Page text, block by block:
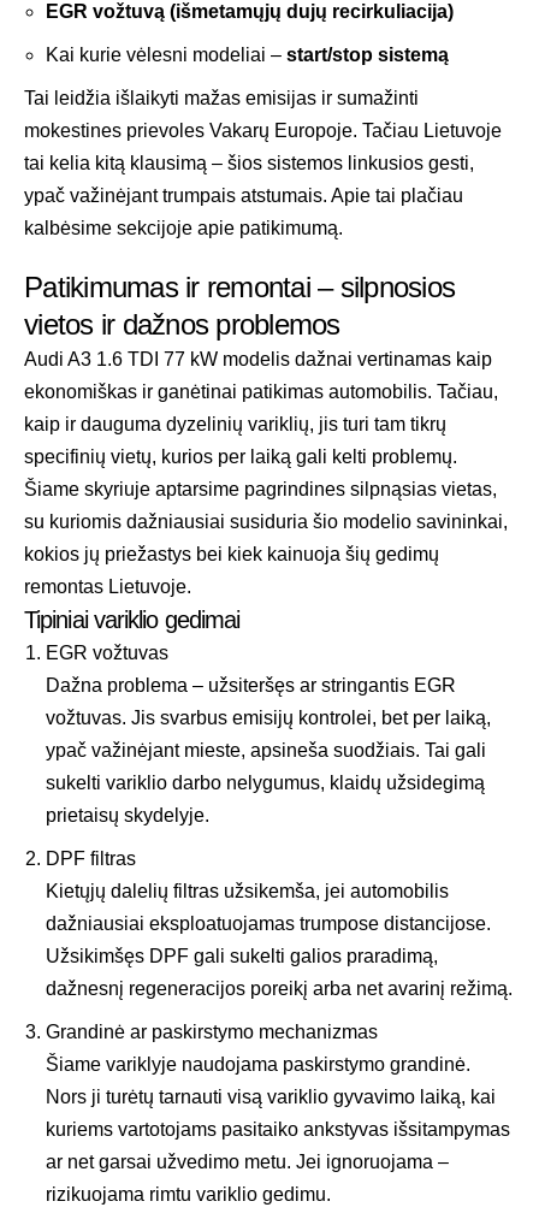
EGR vožtuvą (išmetamųjų dujų recirkuliacija)
Kai kurie vėlesni modeliai – start/stop sistemą
Tai leidžia išlaikyti mažas emisijas ir sumažinti
mokestines prievoles Vakarų Europoje. Tačiau Lietuvoje
tai kelia kitą klausimą – šios sistemos linkusios gesti,
ypač važinėjant trumpais atstumais. Apie tai plačiau
kalbėsime sekcijoje apie patikimumą.
Patikimumas ir remontai – silpnosios
vietos ir dažnos problemos
Audi A3 1.6 TDI 77 kW modelis dažnai vertinamas kaip
ekonomiškas ir ganėtinai patikimas automobilis. Tačiau,
kaip ir dauguma dyzelinių variklių, jis turi tam tikrų
specifinių vietų, kurios per laiką gali kelti problemų.
Šiame skyriuje aptarsime pagrindines silpnąsias vietas,
su kuriomis dažniausiai susiduria šio modelio savininkai,
kokios jų priežastys bei kiek kainuoja šių gedimų
remontas Lietuvoje.
Tipiniai variklio gedimai
EGR vožtuvas
Dažna problema – užsiteršęs ar stringantis EGR
vožtuvas. Jis svarbus emisijų kontrolei, bet per laiką,
ypač važinėjant mieste, apsineša suodžiais. Tai gali
sukelti variklio darbo nelygumus, klaidų užsidegimą
prietaisų skydelyje.
DPF filtras
Kietųjų dalelių filtras užsikemša, jei automobilis
dažniausiai eksploatuojamas trumpose distancijose.
Užsikimšęs DPF gali sukelti galios praradimą,
dažnesnį regeneracijos poreikį arba net avarinį režimą.
Grandinė ar paskirstymo mechanizmas
Šiame variklyje naudojama paskirstymo grandinė.
Nors ji turėtų tarnauti visą variklio gyvavimo laiką, kai
kuriems vartotojams pasitaiko ankstyvas išsitampymas
ar net garsai užvedimo metu. Jei ignoruojama –
rizikuojama rimtu variklio gedimu.